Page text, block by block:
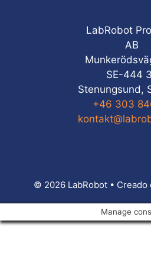
LabRobot
AB
SE-444
Stenungsund,
+46 303
© 2026 LabRobot • Creado
Manage